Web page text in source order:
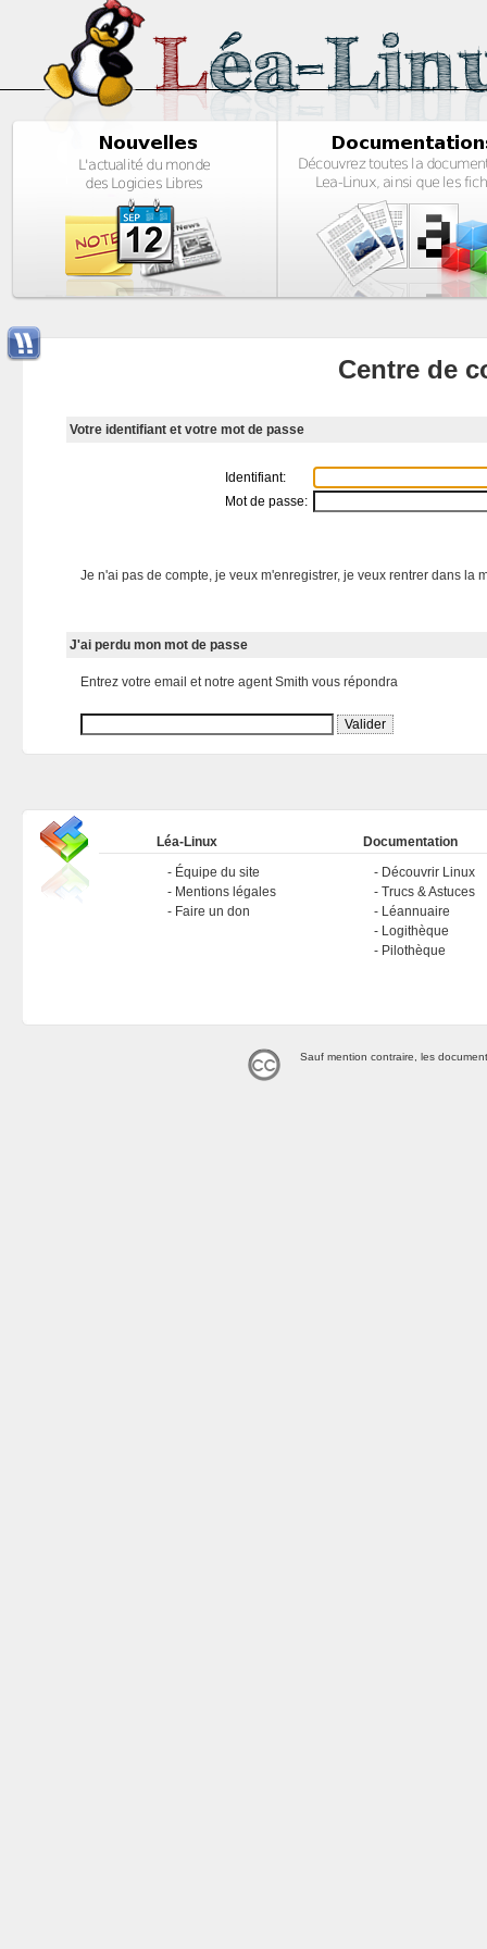
Centre de
Votre identifiant et votre mot de passe
Identifiant:
Mot de passe:
Je n'ai pas de compte, je veux m'enregistrer, je veux rentrer dans la
J'ai perdu mon mot de passe
Entrez votre email et notre agent Smith vous répondra
Léa-Linux
Équipe du site
Mentions légales
Faire un don
Documentation
Découvrir Linux
Trucs & Astuces
Léannuaire
Logithèque
Pilothèque
Sauf mention contraire, les